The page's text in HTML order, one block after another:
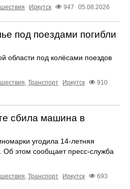
Иркутск 947 05.08.2026
под поездами погибли
области под колёсами поездов
, Транспорт Иркутск
910
сбила машина в
угодила 14‑летняя
Об этом сообщает пресс‑служба
, Транспорт Иркутск
693